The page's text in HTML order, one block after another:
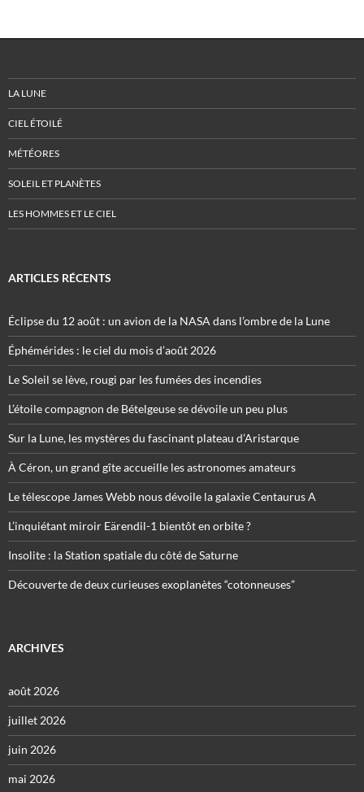
LA LUNE
CIEL ÉTOILÉ
MÉTÉORES
SOLEIL ET PLANÈTES
LES HOMMES ET LE CIEL
ARTICLES RÉCENTS
Éclipse du 12 août : un avion de la NASA dans l’ombre de la Lune
Éphémérides : le ciel du mois d’août 2026
Le Soleil se lève, rougi par les fumées des incendies
L’étoile compagnon de Bételgeuse se dévoile un peu plus
Sur la Lune, les mystères du fascinant plateau d’Aristarque
À Céron, un grand gîte accueille les astronomes amateurs
Le télescope James Webb nous dévoile la galaxie Centaurus A
L’inquiétant miroir Eärendil-1 bientôt en orbite ?
Insolite : la Station spatiale du côté de Saturne
Découverte de deux curieuses exoplanètes “cotonneuses”
ARCHIVES
août 2026
juillet 2026
juin 2026
mai 2026